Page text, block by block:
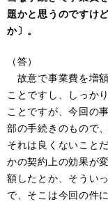
題かと思うのですけ
か〕。
（答）
故意で事業費を増
ことですし、しっか
ことですが、今回の
部の手続きのもので
それは良くないこと
かの契約上の効果が
額したとか、そうい
で、そこは今回の件